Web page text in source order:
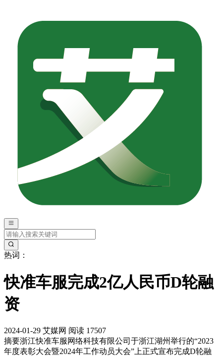
热词：
快准车服完成2亿人民币D轮融
资
2024-01-29 艾媒网 阅读 17507
摘要浙江快准车服网络科技有限公司于浙江湖州举行的“2023
年度表彰大会暨2024年工作动员大会”上正式宣布完成D轮融